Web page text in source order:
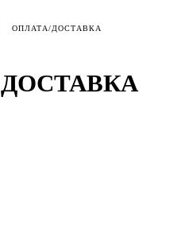
ОПЛАТА/ДОСТАВКА
ДОСТАВКА